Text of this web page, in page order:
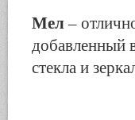
Мел–
добавленный
стекла и